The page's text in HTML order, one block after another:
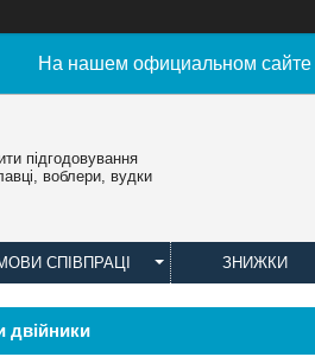
На нашем официальном
підгодовування
воблери, вудки
СПІВПРАЦІ ЗНИЖКИ
двійники